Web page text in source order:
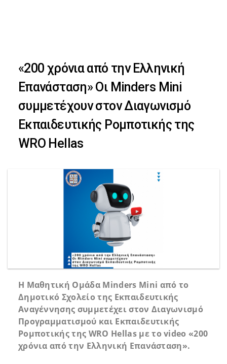
navigation
to
content
«200 χρόνια από την Ελληνική
Επανάσταση» Οι Minders Mini
συμμετέχουν στον Διαγωνισμό
Εκπαιδευτικής Ρομποτικής της
WRO Hellas
Η Μαθητική Ομάδα Minders Mini από το
Δημοτικό Σχολείο της Εκπαιδευτικής
Αναγέννησης συμμετέχει στον Διαγωνισμό
Προγραμματισμού και Εκπαιδευτικής
Ρομποτικής της WRO Hellasμε τοvideo «200
χρόνια από την Ελληνική Επανάσταση».